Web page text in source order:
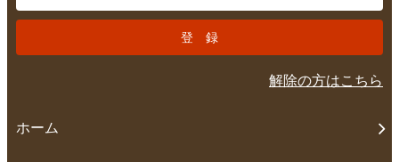
解除の方はこちら
ホーム